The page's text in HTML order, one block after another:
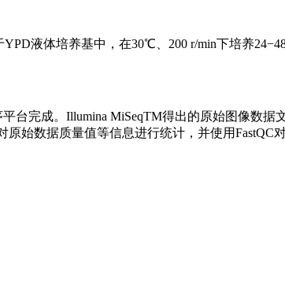
液体培养基中，在30℃、200 r/min下培养
台完成。Illumina MiSeqTM得出的原始图像数据
原始数据质量值等信息进行统计，并使用